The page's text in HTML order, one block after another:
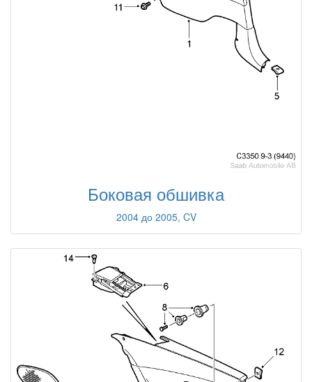
Боковая обшивка
2004 до 2005, CV